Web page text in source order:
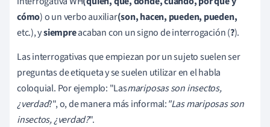
cómo) o un verbo auxiliar(son, hacen, pueden, pueden,
etc.), ysiempreacaban con un signo de interrogación (?).
Las interrogativas que empiezan por un sujeto suelen ser
preguntas de etiqueta y se suelen utilizar en el habla
coloquial. Por ejemplo: "Lasmariposas son insectos,
¿verdad?", o, de manera más informal:"Las mariposas son
insectos, ¿verdad?".